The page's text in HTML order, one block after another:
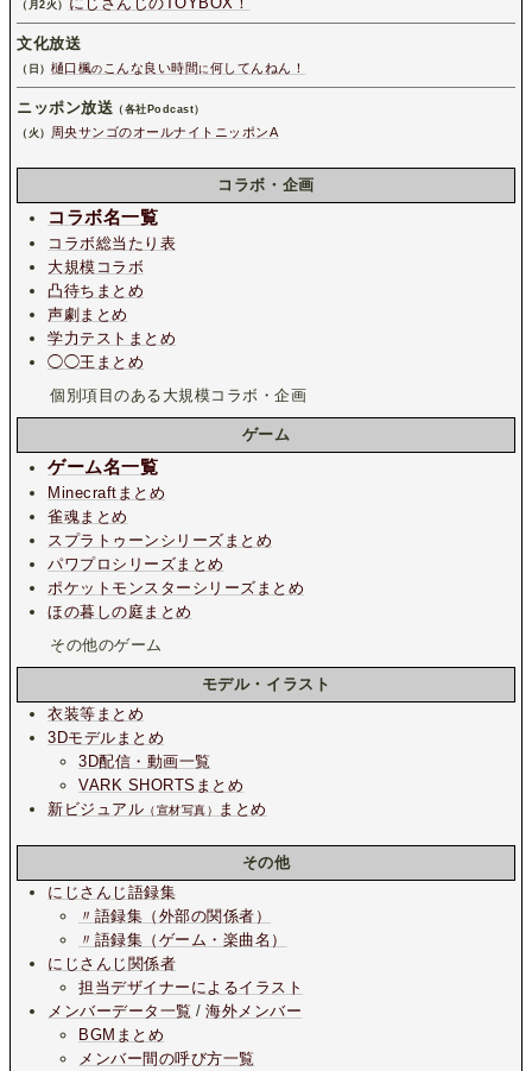
（月2火）
文化放送
（日） 樋口楓の こんな良い時間 に 何してんねん！
ニッポン放送 （各社Podcast）
（火）
周央サンゴのオールナイトニッポンA
コラボ・企画
コラボ名一覧
コラボ総当たり表
大規模コラボ
凸待ちまとめ
声劇まとめ
学力テストまとめ
◯◯王まとめ
個別項目のある大規模コラボ・企画
ゲーム
ゲーム名一覧
Minecraftまとめ
雀魂まとめ
スプラトゥーンシリーズまとめ
パワプロシリーズまとめ
ポケットモンスターシリーズまとめ
ほの暮しの庭まとめ
その他のゲーム
モデル・イラスト
衣装等まとめ
3Dモデルまとめ
3D配信・動画一覧
VARK SHORTSまとめ
新ビジュアル （宣材写真） まとめ
その他
にじさんじ語録集
〃語録集（外部の関係者）
〃語録集（ゲーム・楽曲名）
にじさんじ関係者
担当デザイナーによるイラスト
メンバーデータ一覧 /海外メンバー
BGMまとめ
メンバー間の呼び方一覧